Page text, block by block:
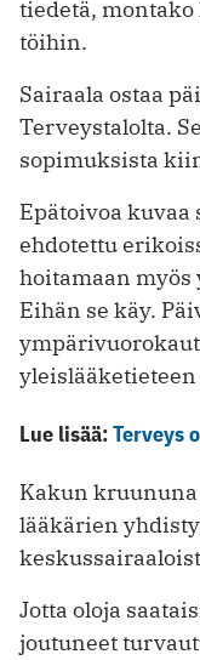
tiedetä,
töihin.
Sairaala ostaa
Terveystalolta.
sopimuksista
Epätoivoa
ehdotettu
hoitamaan
Eihän se käy.
Lue lisää:Terveys
Kakun
lääkärien
Jotta oloja
joutuneet